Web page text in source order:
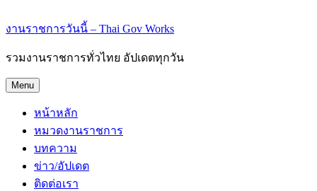
งานราชการวันนี้ – Thai Gov Works
รวมงานราชการทั่วไทย อัปเดตทุกวัน
Menu
หน้าหลัก
หมวดงานราชการ
บทความ
ข่าว/อัปเดต
ติดต่อเรา